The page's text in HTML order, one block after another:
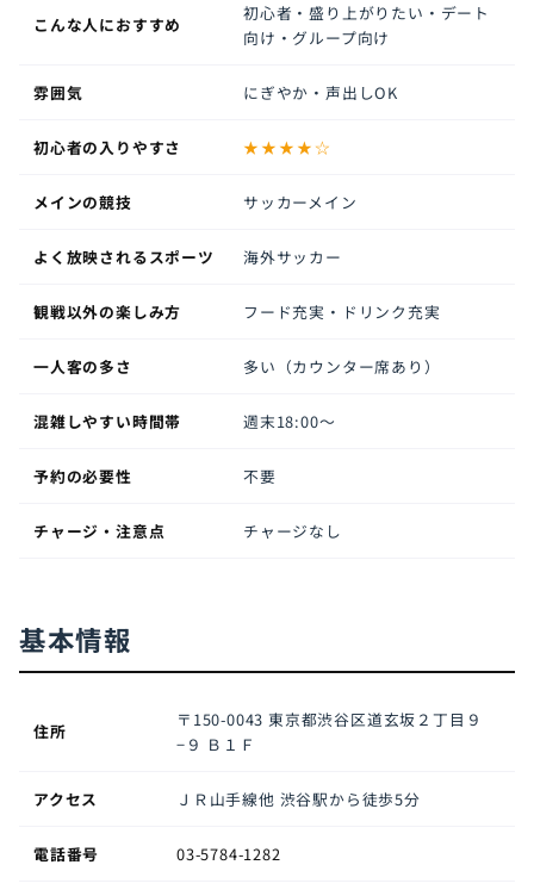
こんな人におすすめ
初心者・盛り上がりたい・デート
向け・グループ向け
雰囲気 にぎやか・声出しOK
初心者の入りやすさ ★★★★☆
メインの競技 サッカーメイン
よく放映されるスポーツ 海外サッカー
観戦以外の楽しみ方 フード充実・ドリンク充実
一人客の多さ 多い（カウンター席あり）
混雑しやすい時間帯 週末18:00〜
予約の必要性 不要
チャージ・注意点 チャージなし
基本情報
住所
〒150-0043 東京都渋谷区道玄坂２丁目９
−９ Ｂ１Ｆ
アクセス ＪＲ山手線他 渋谷駅から徒歩5分
電話番号 03-5784-1282